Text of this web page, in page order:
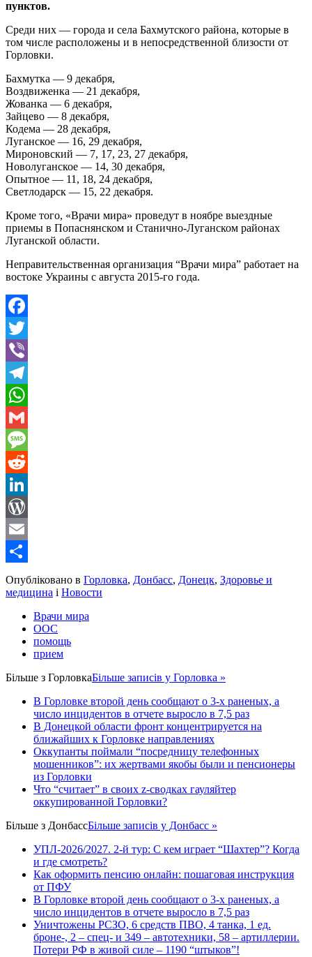
пунктов.
Среди них — города и села Бахмутского района, которые в
том числе расположены и в непосредственной близости от
Горловки.
Бахмутка — 9 декабря,
Воздвиженка — 21 декабря,
Жованка — 6 декабря,
Зайцево — 8 декабря,
Кодема — 28 декабря,
Луганское — 16, 29 декабря,
Мироновский — 7, 17, 23, 27 декабря,
Новолуганское — 14, 30 декабря,
Опытное — 11, 18, 24 декабря,
Светлодарск — 15, 22 декабря.
Кроме того, «Врачи мира» проведут в ноябре выездные
приемы в Попаснянском и Станично-Луганском районах
Луганской области.
Неправительственная организация “Врачи мира” работает на
востоке Украины с августа 2015-го года.
Facebook
Twitter
Viber
Telegram
WhatsApp
Gmail
Message
Reddit
LinkedIn
WordPress
Email
Share
Опубліковано в Горловка, Донбасс, Донецк, Здоровье и
медицина і Новости
Врачи мира
ООС
помощь
прием
Більше з ГорловкаБільше записів у Горловка »
В Горловке второй день сообщают о 3-х раненых, а
число инцидентов в отчете выросло в 7,5 раз
В Донецкой области фронт концентрируется на
ближайших к Горловке направлениях
Оккупанты поймали “посредницу телефонных
мошенников”: их жертвами якобы были и пенсионеры
из Горловки
Что “считает” в своих z-сводках гауляйтер
оккупированной Горловки?
Більше з ДонбассБільше записів у Донбасс »
УПЛ-2026/2027. 2-й тур: С кем играет “Шахтер”? Когда
и где смотреть?
Как оформить пенсию онлайн: пошаговая инструкция
от ПФУ
В Горловке второй день сообщают о 3-х раненых, а
число инцидентов в отчете выросло в 7,5 раз
Уничтожены РСЗО, 6 средств ПВО, 4 танка, 1 ед.
броне-, 2 – спец- и 349 – автотехники, 58 – артиллерии.
Потери РФ в живой силе – 1190 “штыков”!